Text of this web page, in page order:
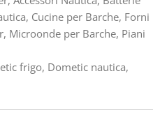
, Cucine per Barche, Forni
, Microonde per Barche, Piani
frigo, Dometic nautica,